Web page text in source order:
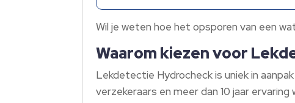
Wil je weten hoe het opsporen van een
Waarom kiezen voor
Lekdetectie Hydrocheck is uniek in
verzekeraars en meer dan 10 jaar